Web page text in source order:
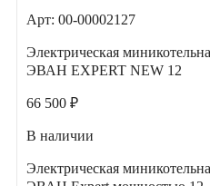
Арт: 00-00002127
Электрическая
ЭВАН EXPERT NEW 12
66 500 ₽
В наличии
Электрическая